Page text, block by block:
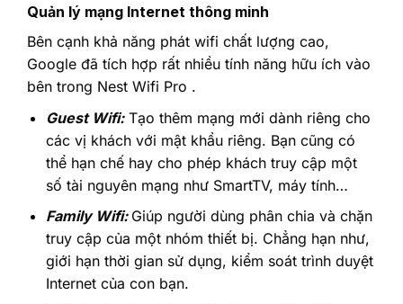
Quản lý mạng Internet thông minh
Bên cạnh khả năng phát wifi chất lượng cao,
Google đã tích hợp rất nhiều tính năng hữu ích vào
bên trong Nest Wifi Pro .
Guest Wifi:Tạo thêm mạng mới dành riêng cho
các vị khách với mật khẩu riêng. Bạn cũng có
thể hạn chế hay cho phép khách truy cập một
số tài nguyên mạng như SmartTV, máy tính…
Family Wifi: Giúp người dùng phân chia và chặn
truy cập của một nhóm thiết bị. Chẳng hạn như,
giới hạn thời gian sử dụng, kiểm soát trình duyệt
Internet của con bạn.